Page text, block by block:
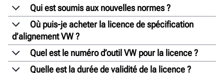
Qui est soumis aux nouvelles normes ?
Où puis-je acheter la licence de spécification
d’alignement VW ?
Quel est le numéro d’outil VW pour la licence ?
Quelle est la durée de validité de la licence ?